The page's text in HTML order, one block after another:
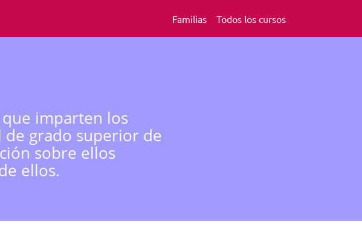
Familias Todos los cursos
imparten los
grado superior de
sobre ellos
ellos.